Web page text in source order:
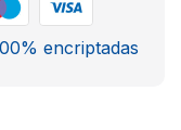
encriptadas